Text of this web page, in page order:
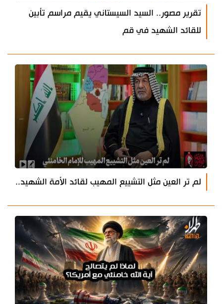
تقرير مصور.. السيد السيستاني يقيم مراسم تأبين
للقائد الشهيد في قم
لم تر العين مثل التشييع المهيب لقائد الأمة الشهيد..